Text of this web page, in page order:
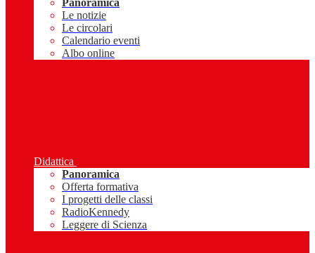
Panoramica
Le notizie
Le circolari
Calendario eventi
Albo online
Didattica
Panoramica
Offerta formativa
I progetti delle classi
RadioKennedy
Leggere di Scienza